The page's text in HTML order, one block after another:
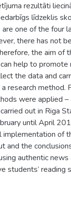
rezultāti
līdzeklis
are one of the four
there has not
the aim of
help to promote
the data and
research method.
were applied –
out in Riga
until April
of
and the
authentic
students’ reading